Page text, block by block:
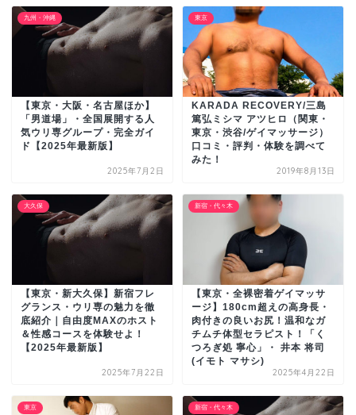
九州・沖縄
【東京・大阪・名古屋ほか】
「男道場」・全国展開する人
気ウリ専グループ・完全ガイ
ド【2025年最新版】
2025年7月2日
東京
KARADA RECOVERY/三島
篤弘ミシマ アツヒロ（関東・
東京・渋谷/ゲイマッサージ）
口コミ・評判・体験を調べて
みた！
2019年8月13日
大久保
【東京・新大久保】新宿フレ
グランス・ウリ専の魅力を徹
底紹介｜自由度MAXのホスト
＆性感コースを体験せよ！
【2025年最新版】
2025年7月22日
新宿・代々木
【東京・全裸密着ゲイマッサ
ージ】180cm超えの高身長・
肉付きの良いお尻！温和なガ
チムチ体型セラピスト！「く
つろぎ処 寧心」・ 井本 将司
(イモト マサシ)
2025年4月22日
東京 新宿・代々木